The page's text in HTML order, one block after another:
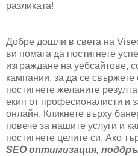
разликата!
Добре дошли в света на
ви помага да постигнете
изграждане на уебсайтове,
кампании, за да се
постигнете желаните
екип от професионалисти и
онлайн. Кликнете върху
повече за нашите услуги и
постигнете целите си. Ако
SEO оптимизация,